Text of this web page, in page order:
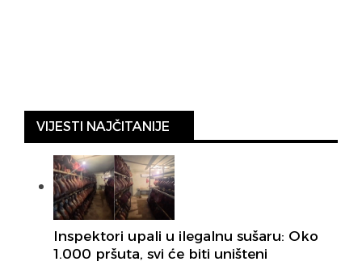
VIJESTI NAJČITANIJE
Inspektori upali u ilegalnu sušaru: Oko
1.000 pršuta, svi će biti uništeni